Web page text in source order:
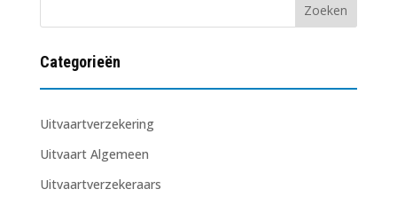
Categorieën
Uitvaartverzekering
Uitvaart Algemeen
Uitvaartverzekeraars